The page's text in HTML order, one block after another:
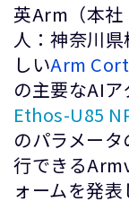
英Arm（本社
人：神奈川
しいArm
の主要なAI
Ethos-U85
のパラメー
行できる
ォームを発表